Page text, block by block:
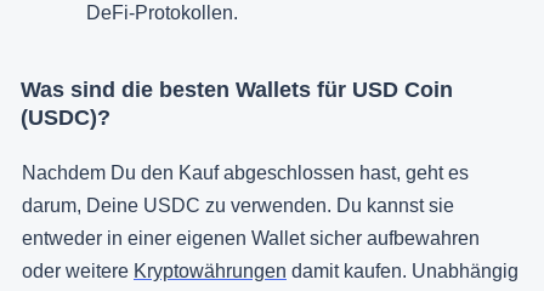
DeFi-Protokollen.
Was sind die besten Wallets für USD Coin
(USDC)?
Nachdem Du den Kauf abgeschlossen hast, geht es
darum, Deine USDC zu verwenden. Du kannst sie
entweder in einer eigenen Wallet sicher aufbewahren
oder weitere Kryptowährungen damit kaufen. Unabhängig